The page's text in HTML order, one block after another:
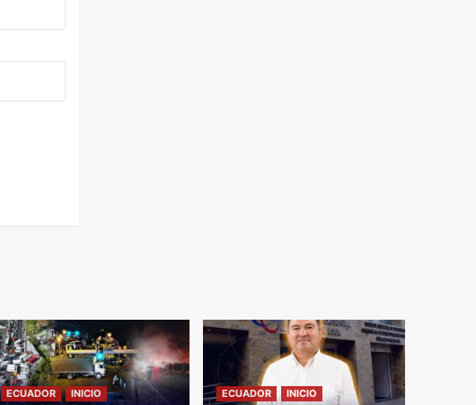
ECUADOR
INICIO
ECUADOR
INICIO